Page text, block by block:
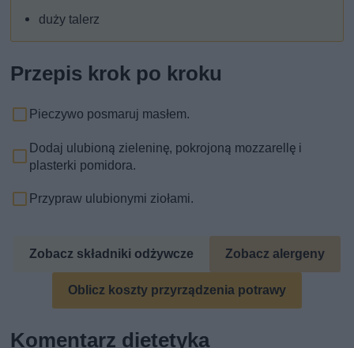
duży talerz
Przepis krok po kroku
Pieczywo posmaruj masłem.
Dodaj ulubioną zieleninę, pokrojoną mozzarellę i
plasterki pomidora.
Przypraw ulubionymi ziołami.
Zobacz składniki odżywcze Zobacz alergeny
Oblicz koszty przyrządzenia potrawy
Komentarz dietetyka